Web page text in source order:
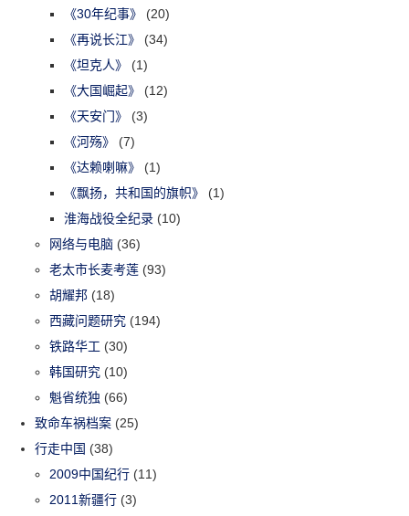
《30年纪事》
(20)
《再说长江》
(34)
《坦克人》
(1)
《大国崛起》
(12)
《天安门》
(3)
《河殇》
(7)
《达赖喇嘛》
(1)
《飘扬，共和国的旗帜》
(1)
淮海战役全纪录 (10)
网络与电脑 (36)
老太市长麦考莲 (93)
胡耀邦 (18)
西藏问题研究 (194)
铁路华工 (30)
韩国研究 (10)
魁省统独 (66)
致命车祸档案 (25)
行走中国 (38)
2009中国纪行 (11)
2011新疆行 (3)